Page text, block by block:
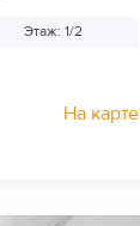
Этаж: 1/2
На карте